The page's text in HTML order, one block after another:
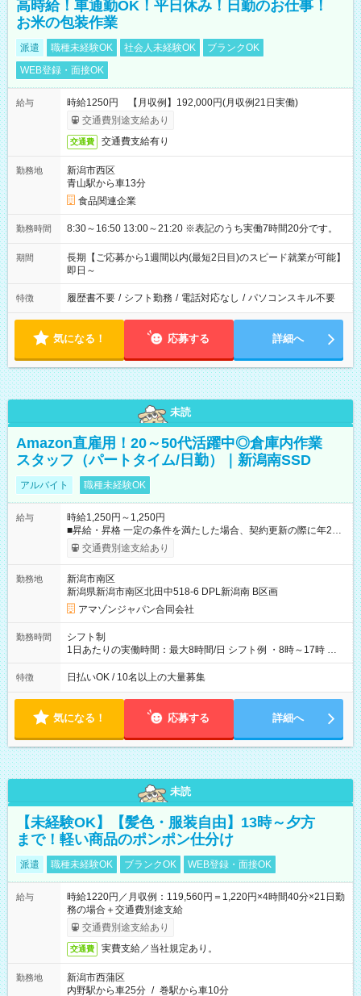
高時給！車通勤OK！平日休み！日勤のお仕事！
お米の包装作業
派遣 職種未経験OK 社会人未経験OK
ブランクOK
WEB登録・面接OK
給与
時給1250円 【月収例】192,000円(月収例21日実働)
交通費別途支給あり
交通費 交通費支給有り
勤務地
新潟市西区
青山駅から車13分
食品関連企業
勤務時間 8:30～16:50 13:00～21:20 ※表記のうち実働7時間20分です。
期間
長期【ご応募から1週間以内(最短2日目)のスピード就業が可能】
即日～
特徴 履歴書不要 / シフト勤務 / 電話対応なし / パソコンスキル不要
気になる！ 応募する 詳細へ
未読
Amazon直雇用！20～50代活躍中◎倉庫内作業
スタッフ（パートタイム/日勤）｜新潟南SSD
アルバイト 職種未経験OK
給与
時給1,250円～1,250円
■昇給・昇格 一定の条件を満たした場合、契約更新の際に年2回
まで昇給の機会があります。 ■正社員登用制度あり ※月末締/翌
月25日支払い ※時間外手当、別途支給 ※深夜割増賃金 (22:00～
☆Amazon直雇用で安定して働けます！ 【試用期間】試用期間
あり 試用期間の長さ：1週間 雇用形態、給与は本採用時と同じ
です。
交通費別途支給あり
勤務地
新潟市南区
新潟県新潟市南区北田中518-6 DPL新潟南 B区画
アマゾンジャパン合同会社
勤務時間
シフト制
1日あたりの実働時間：最大8時間/日 シフト例 ・8時～17時 ・
12時～21時
特徴 日払いOK / 10名以上の大量募集
気になる！ 応募する 詳細へ
未読
【未経験OK】【髪色・服装自由】13時～夕方
まで！軽い商品のポンポン仕分け
派遣 職種未経験OK ブランクOK WEB登録・面接OK
給与
時給1220円／月収例：119,560円＝1,220円×4時間40分×21日勤
務の場合＋交通費別途支給
交通費別途支給あり
交通費 実費支給／当社規定あり。
勤務地
新潟市西蒲区
内野駅から車25分 / 巻駅から車10分